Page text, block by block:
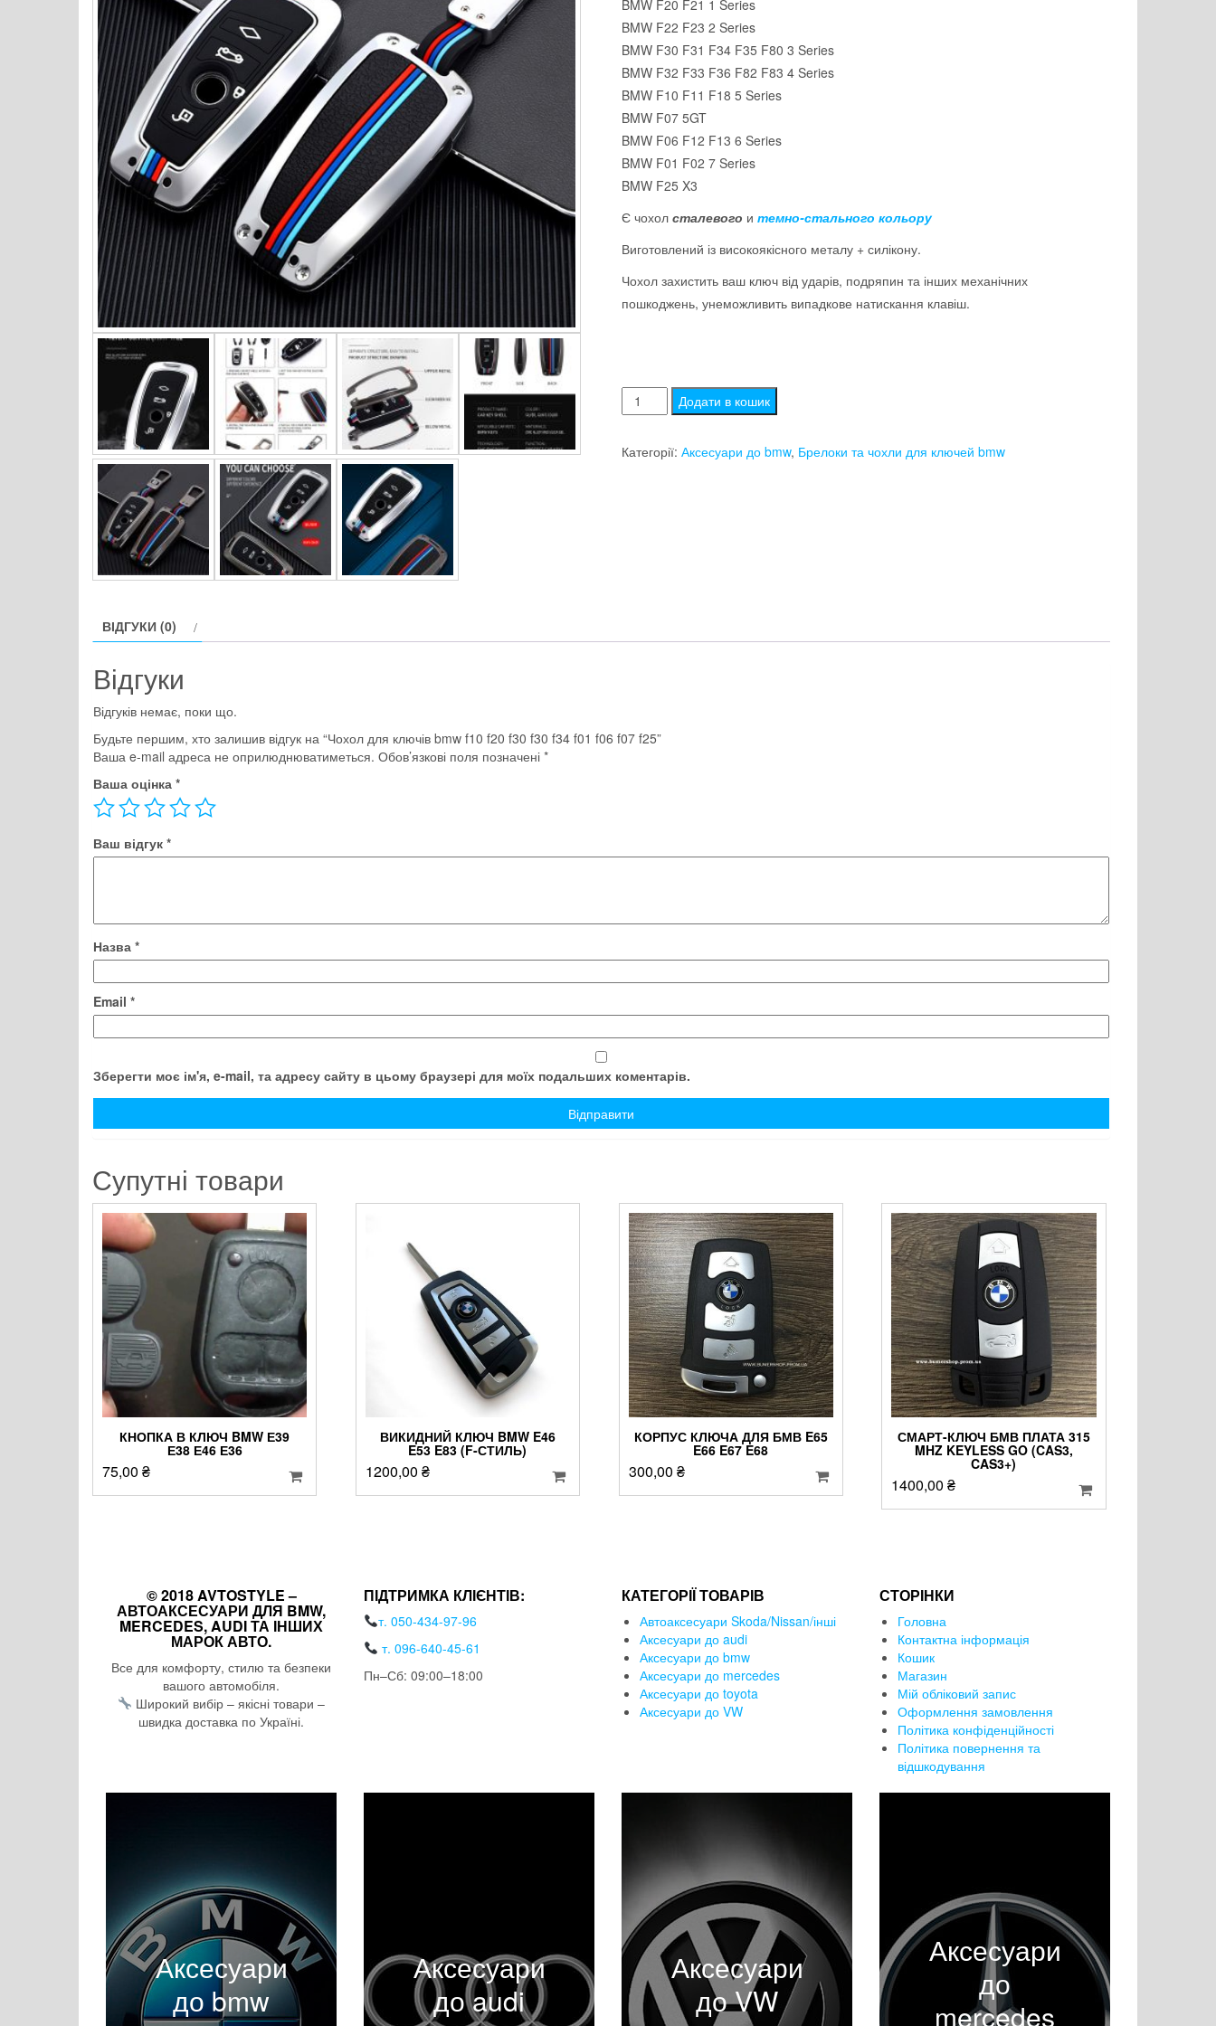
BMW F20 F21 1 Series
BMW F22 F23 2 Series
BMW F30 F31 F34 F35 F80 3 Series
BMW F32 F33 F36 F82 F83 4 Series
BMW F10 F11 F18 5 Series
BMW F07 5GT
BMW F06 F12 F13 6 Series
BMW F01 F02 7 Series
BMW F25 X3
Є чохол сталевого и темно-стального кольору
Виготовлений із високоякісного металу + силікону.
Чохол захистить ваш ключ від ударів, подряпин та інших механічних
пошкоджень, унеможливить випадкове натискання клавіш.
Чохол
для
f07
Додати в кошик
Категорії: Аксесуари до bmw, Брелоки та чохли для ключей bmw
ВІДГУКИ (0)
Відгуки
Відгуків немає, поки що.
Будьте першим, хто залишив відгук на “Чохол для ключів bmw f10 f20 f30 f30 f34 f01 f06 f07 f25”
Ваша e-mail адреса не оприлюднюватиметься. Обов’язкові поля позначені *
Ваша оцінка *
Ваш відгук *
Назва *
Email *
Зберегти моє ім'я, e-mail, та адресу сайту в цьому браузері для моїх подальших коментарів.
Супутні товари
КНОПКА В КЛЮЧ BMW Е39
Е38 Е46 Е36
75,00 ₴
ВИКИДНИЙ КЛЮЧ BMW E46
E53 E83 (F-СТИЛЬ)
1200,00 ₴
КОРПУС КЛЮЧА ДЛЯ БМВ E65
E66 E67 E68
300,00 ₴
СМАРТ-КЛЮЧ БМВ ПЛАТА 315
MHZ KEYLESS GO (CAS3,
CAS3+)
1400,00₴
© 2018 AVTOSTYLE –
АВТОАКСЕСУАРИ ДЛЯ BMW,
MERCEDES, AUDI ТА ІНШИХ
МАРОК АВТО.
Все для комфорту, стилю та безпеки
вашого автомобіля.
Широкий вибір – якісні товари –
швидка доставка по Україні.
ПІДТРИМКА КЛІЄНТІВ:
т. 050-434-97-96
т. 096-640-45-61
Пн–Сб: 09:00–18:00
КАТЕГОРІЇ ТОВАРІВ
Автоаксесуари Skoda/Nissan/інші
Аксесуари до audi
Аксесуари до bmw
Аксесуари до mercedes
Аксесуари до toyota
Аксесуари до VW
СТОРІНКИ
Головна
Контактна інформація
Кошик
Магазин
Мій обліковий запис
Оформлення замовлення
Політика конфіденційності
Політика повернення та
відшкодування
Аксесуари
до bmw
Аксесуари
до audi
Аксесуари
до VW
Аксесуари
до
mercedes